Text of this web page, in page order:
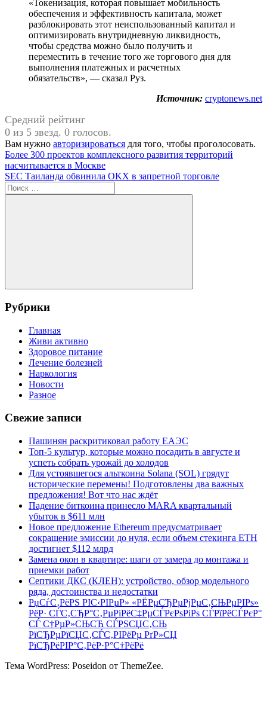
«Токенизация, которая повышает мобильность
обеспечения и эффективность капитала, может
разблокировать этот неиспользованный капитал и
оптимизировать внутридневную ликвидность,
чтобы средства можно было получить и
переместить в течение того же торгового дня для
выполнения платежных и расчетных
обязательств», — сказал Руз.
Источник: cryptonews.net
Средний рейтинг
0 из 5 звезд. 0 голосов.
Вам нужно авторизироваться для того, чтобы проголосовать.
Навигация
по
записям
Предыдущая
запись:
Более 300 проектов комплексного развития территорий
насчитывается в Москве
Следующая
запись:
SEC Таиланда обвинила OKX в запретной торговле
Поиск
для:
Поиск
Рубрики
Главная
Живи активно
Здоровое питание
Лечение болезней
Наркология
Новости
Разное
Свежие записи
Пашинян раскритиковал работу ЕАЭС
Топ-5 культур, которые можно посадить в августе и
успеть собрать урожай до холодов
Для устоявшегося альткоина Solana (SOL) грядут
исторические перемены! Подготовлены два важных
предложения! Вот что нас ждёт
Падение биткоина принесло MARA квартальный
убыток в $611 млн
Новое предложение Ethereum предусматривает
сокращение эмиссии до нуля, если объем стекинга ETH
достигнет $112 млрд
Замена окон в квартире: шаги от замера до монтажа и
приемки работ
Септики ДКС (КЛЕН): устройство, обзор модельного
ряда, достоинства и недостатки
РџСѓС‚РёРЅ РІС‹РІРµР» «РЁРµСЂРµРјРµС‚СЊРµРІРѕ»
РёР· СЃС‚СЂР°С‚РµРіРёС‡РµСЃРєРѕРіРѕ СЃРїРёСЃРєР°
СЃ С†РµР»СЊСЋ СЃРЅСЏС‚СЊ
РїСЂРµРїСЏС‚СЃС‚РІРёРµ РґР»СЏ
РїСЂРёРІР°С‚РёР·Р°С†РёРё
Тема WordPress: Poseidon от ThemeZee.